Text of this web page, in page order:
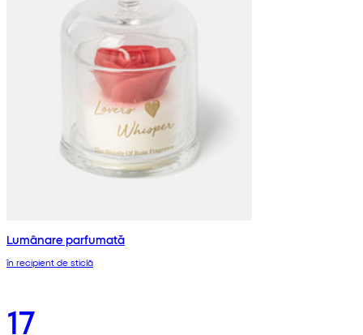
Lumânare parfumată
în recipient de sticlă
17